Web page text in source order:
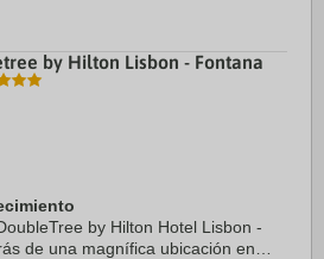
by Hilton Lisbon - Fontana
by Hilton Hotel Lisbon -
de una magnífica ubicación en